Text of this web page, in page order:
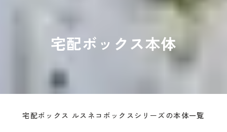
宅配ボックス本体
宅配ボックス ルスネコボックスシリーズの本体一覧